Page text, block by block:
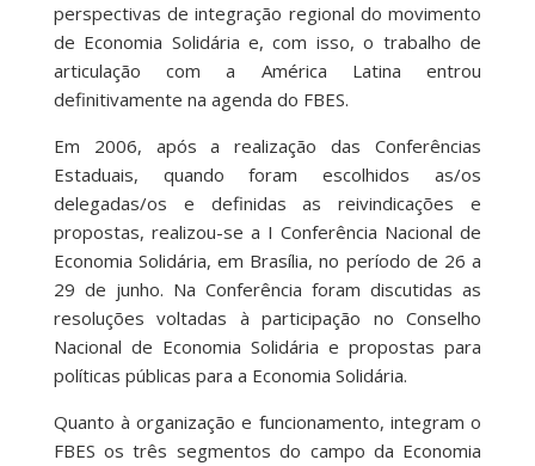
perspectivas de integração regional do movimento
de Economia Solidária e, com isso, o trabalho de
articulação com a América Latina entrou
definitivamente na agenda do FBES.
Em 2006, após a realização das Conferências
Estaduais, quando foram escolhidos as/os
delegadas/os e definidas as reivindicações e
propostas, realizou-se a I Conferência Nacional de
Economia Solidária, em Brasília, no período de 26 a
29 de junho. Na Conferência foram discutidas as
resoluções voltadas à participação no Conselho
Nacional de Economia Solidária e propostas para
políticas públicas para a Economia Solidária.
Quanto à organização e funcionamento, integram o
FBES os três segmentos do campo da Economia